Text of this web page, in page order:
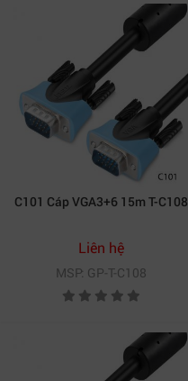
C101 Cáp VGA3+6 15m T-C108
Liên hệ
MSP: GP-T-C108